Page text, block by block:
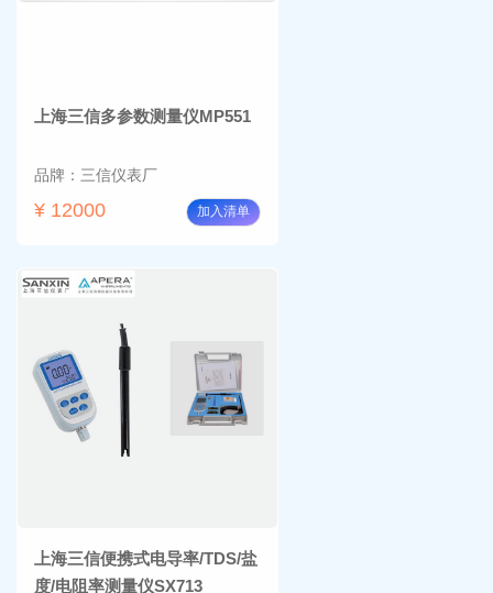
上海三信多参数测量仪MP551
品牌：三信仪表厂
¥ 12000 加入清单
上海三信便携式电导率/TDS/盐
度/电阻率测量仪SX713